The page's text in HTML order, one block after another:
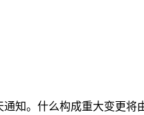
知。什么构成重大变更将